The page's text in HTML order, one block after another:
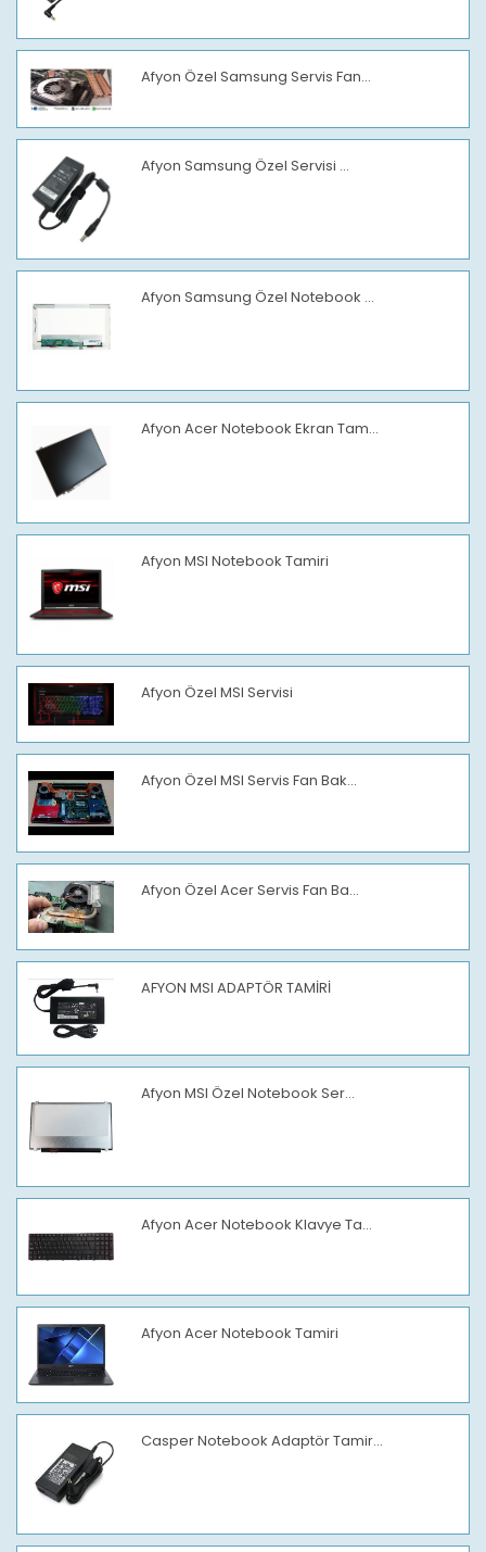
Afyon Özel Samsung Servis Fan...
Afyon Samsung Özel Servisi ...
Afyon Samsung Özel Notebook ...
Afyon Acer Notebook Ekran Tam...
Afyon MSI Notebook Tamiri
Afyon Özel MSI Servisi
Afyon Özel MSI Servis Fan Bak...
Afyon Özel Acer Servis Fan Ba...
AFYON MSI ADAPTÖR TAMİRİ
Afyon MSI Özel Notebook Ser...
Afyon Acer Notebook Klavye Ta...
Afyon Acer Notebook Tamiri
Casper Notebook Adaptör Tamir...